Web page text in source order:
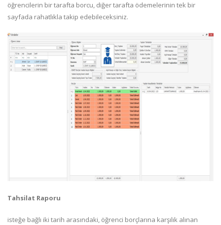
öğrencilerin bir tarafta borcu, diğer tarafta ödemelerinin tek bir
sayfada rahatlıkla takip edebileceksiniz.
Tahsilat Raporu
isteğe bağlı iki tarih arasındaki, öğrenci borçlarına karşılık alınan